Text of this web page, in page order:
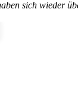
sich wieder